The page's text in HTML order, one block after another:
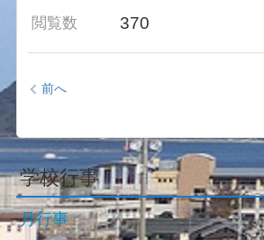
閲覧数 370
前へ
学校行事
月行事